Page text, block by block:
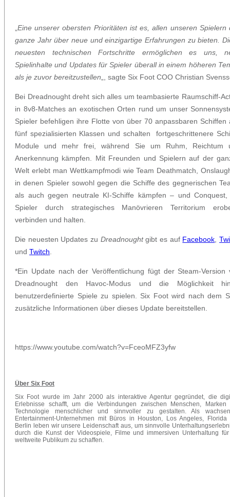
Eine unserer obersten Prioritäten ist es, allen unseren Spielern
ganze Jahr über neue und einzigartige Erfahrungen zu bieten.
neuesten technischen Fortschritte ermöglichen es uns,
Spielinhalte und Updates für Spieler überall in einem höheren
als je zuvor bereitzustellen „, sagte Six Foot COO Christian
Bei Dreadnought dreht sich alles um teambasierte Raumschiff-
in 8v8-Matches an exotischen Orten rund um unser
Spieler befehligen ihre Flotte von über 70 anpassbaren Schiffen
fünf spezialisierten Klassen und schalten fortgeschrittenere
Module und mehr frei, während Sie um Ruhm, Reichtum
Anerkennung kämpfen. Mit Freunden und Spielern auf der
Welt erlebt man Wettkampfmodi wie Team Deathmatch,
in denen Spieler sowohl gegen die Schiffe des gegnerischen
als auch gegen neutrale KI-Schiffe kämpfen – und Conquest,
Spieler durch strategisches Manövrieren Territorium
verbinden und halten.
Die neuesten Updates zu Dreadnoughtgibt es auf Facebook ,
und Twitch
*Ein Update nach der Veröffentlichung fügt der Steam-Version
Dreadnought den Havoc-Modus und die Möglichkeit
benutzerdefinierte Spiele zu spielen. Six Foot wird nach dem
zusätzliche Informationen über dieses Update bereitstellen.
https://www.youtube.com/watch?v=FceoMFZ3yfw
Über Six Foot
Six Foot wurde im Jahr 2000 als interaktive Agentur gegründet, die
Erlebnisse schafft, um die Verbindungen zwischen Menschen, Marken
Technologie menschlicher und sinnvoller zu gestalten. Als
Entertainment-Unternehmen mit Büros in Houston, Los Angeles, Florida
Berlin leben wir unsere Leidenschaft aus, um sinnvolle
durch die Kunst der Videospiele, Filme und immersiven Unterhaltung
weltweite Publikum zu schaffen.